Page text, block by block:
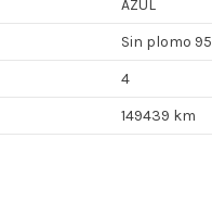
AZUL
Sin plomo 95
4
149439 km